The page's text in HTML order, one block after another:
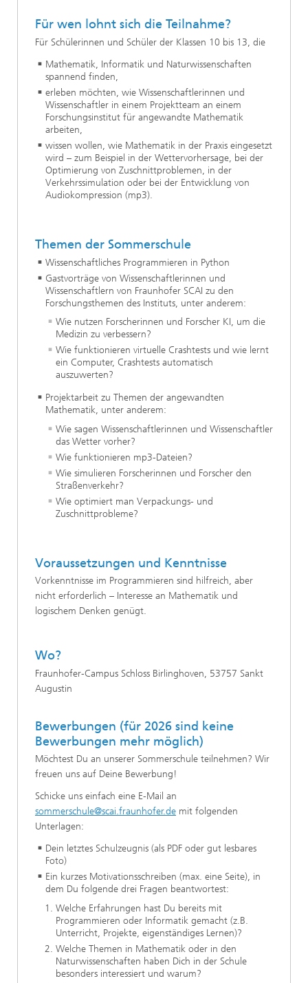
Für wen lohnt sich die Teilnahme?
Für Schülerinnen und Schüler der Klassen 10 bis 13, die
Mathematik, Informatik und Naturwissenschaften
spannend finden,
erleben möchten, wie Wissenschaftlerinnen und
Wissenschaftler in einem Projektteam an einem
Forschungsinstitut für angewandte Mathematik
arbeiten,
wissen wollen, wie Mathematik in der Praxis eingesetzt
wird – zum Beispiel in der Wettervorhersage, bei der
Optimierung von Zuschnittproblemen, in der
Verkehrssimulation oder bei der Entwicklung von
Audiokompression (mp3).
Themen der Sommerschule
Wissenschaftliches Programmieren in Python
Gastvorträge von Wissenschaftlerinnen und
Wissenschaftlern von Fraunhofer SCAI zu den
Forschungsthemen des Instituts, unter anderem:
Wie nutzen Forscherinnen und Forscher KI, um die
Medizin zu verbessern?
Wie funktionieren virtuelle Crashtests und wie lernt
ein Computer, Crashtests automatisch
auszuwerten?
Projektarbeit zu Themen der angewandten
Mathematik, unter anderem:
Wie sagen Wissenschaftlerinnen und Wissenschaftler
das Wetter vorher?
Wie funktionieren mp3-Dateien?
Wie simulieren Forscherinnen und Forscher den
Straßenverkehr?
Wie optimiert man Verpackungs- und
Zuschnittprobleme?
Voraussetzungen und Kenntnisse
Vorkenntnisse im Programmieren sind hilfreich, aber
nicht erforderlich – Interesse an Mathematik und
logischem Denken genügt.
Wo?
Fraunhofer-Campus Schloss Birlinghoven, 53757 Sankt
Augustin
Bewerbungen (für 2026 sind keine
Bewerbungen mehr möglich)
Möchtest Du an unserer Sommerschule teilnehmen? Wir
freuen uns auf Deine Bewerbung!
Schicke uns einfach eine E-Mail an
sommerschule@scai.fraunhofer.de mit folgenden
Unterlagen:
Dein letztes Schulzeugnis (als PDF oder gut lesbares
Foto)
Ein kurzes Motivationsschreiben (max. eine Seite), in
dem Du folgende drei Fragen beantwortest:
Welche Erfahrungen hast Du bereits mit
Programmieren oder Informatik gemacht (z.B.
Unterricht, Projekte, eigenständiges Lernen)?
Welche Themen in Mathematik oder in den
Naturwissenschaften haben Dich in der Schule
besonders interessiert und warum?